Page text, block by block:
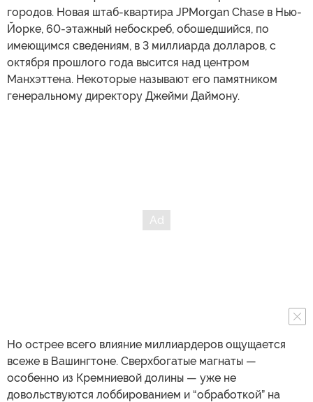
городов. Новая штаб-квартира JPMorgan Chase в Нью-
Йорке, 60-этажный небоскреб, обошедшийся, по
имеющимся сведениям, в 3 миллиарда долларов, с
октября прошлого года высится над центром
Манхэттена. Некоторые называют его памятником
генеральному директору Джейми Даймону.
Но острее всего влияние миллиардеров ощущается
всеже в Вашингтоне. Сверхбогатые магнаты —
особенно из Кремниевой долины — уже не
довольствуются лоббированием и “обработкой” на